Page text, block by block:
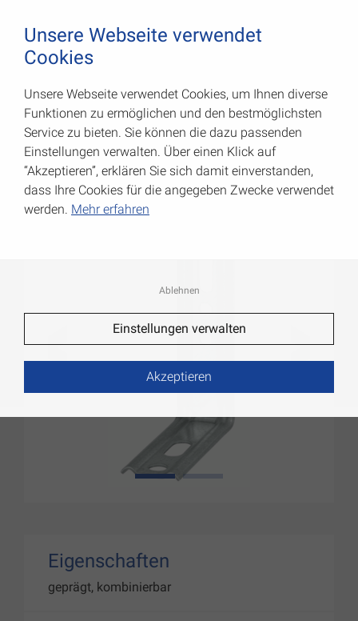
Verstellwinkel
Art.-Nr.: 000276050Z
1
Eigenschaften
geprägt, kombinierbar
Unsere Webseite verwendet
Cookies
Unsere Webseite verwendet Cookies, um Ihnen diverse
Funktionen zu ermöglichen und den bestmöglichsten
Service zu bieten. Sie können die dazu passenden
Einstellungen verwalten. Über einen Klick auf
“Akzeptieren”, erklären Sie sich damit einverstanden,
dass Ihre Cookies für die angegeben Zwecke verwendet
werden. Mehr erfahren
Ablehnen
Einstellungen verwalten
Akzeptieren